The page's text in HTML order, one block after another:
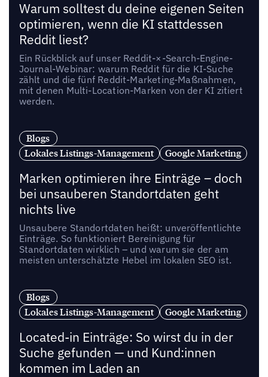
Warum solltest du deine eigenen Seiten
optimieren, wenn die KI stattdessen
Reddit liest?
Ein Rückblick auf unser Reddit-×-Search-Engine-
Journal-Webinar: warum Reddit für die KI-Suche
zählt und die fünf Reddit-Marketing-Maßnahmen,
mit denen Multi-Location-Marken von der KI zitiert
werden.
Blogs
Lokales Listings-Management
Google Marketing
Marken optimieren ihre Einträge – doch
bei unsauberen Standortdaten geht
nichts live
Unsaubere Standortdaten heißt: unveröffentlichte
Einträge. So funktioniert Bereinigung für
Standortdaten wirklich – und warum sie der am
meisten unterschätzte Hebel im lokalen SEO ist.
Blogs
Lokales Listings-Management
Google Marketing
Located-in Einträge: So wirst du in der
Suche gefunden — und Kund:innen
kommen im Laden an